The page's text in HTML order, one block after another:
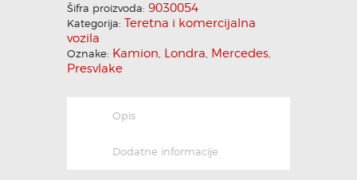
Šifra proizvoda: 9030054
Kategorija: Teretna i komercijalna
vozila
Oznake: Kamion Londra Mercedes
Presvlake
Opis
Dodatne informacije